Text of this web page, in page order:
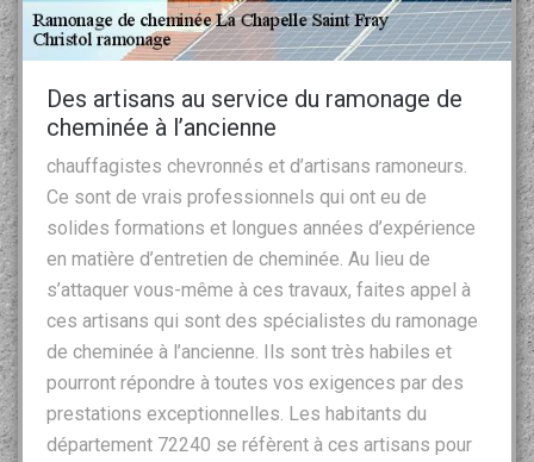
Des artisans au service du ramonage de
cheminée à l’ancienne
chauffagistes chevronnés et d’artisans ramoneurs.
Ce sont de vrais professionnels qui ont eu de
solides formations et longues années d’expérience
en matière d’entretien de cheminée. Au lieu de
s’attaquer vous-même à ces travaux, faites appel à
ces artisans qui sont des spécialistes du ramonage
de cheminée à l’ancienne. Ils sont très habiles et
pourront répondre à toutes vos exigences par des
prestations exceptionnelles. Les habitants du
département 72240 se réfèrent à ces artisans pour